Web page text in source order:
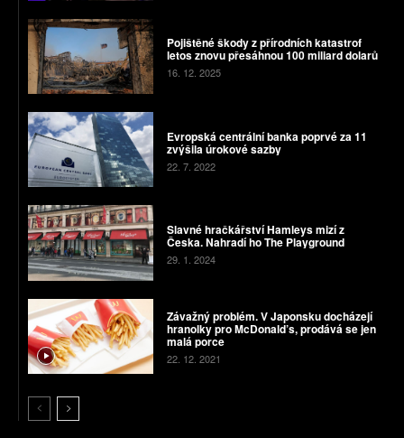
Pojištěné škody z přírodních katastrof
letos znovu přesáhnou 100 miliard dolarů
16. 12. 2025
Evropská centrální banka poprvé za 11
zvýšila úrokové sazby
22. 7. 2022
Slavné hračkářství Hamleys mizí z
Česka. Nahradí ho The Playground
29. 1. 2024
Závažný problém. V Japonsku docházejí
hranolky pro McDonald’s, prodává se jen
malá porce
22. 12. 2021